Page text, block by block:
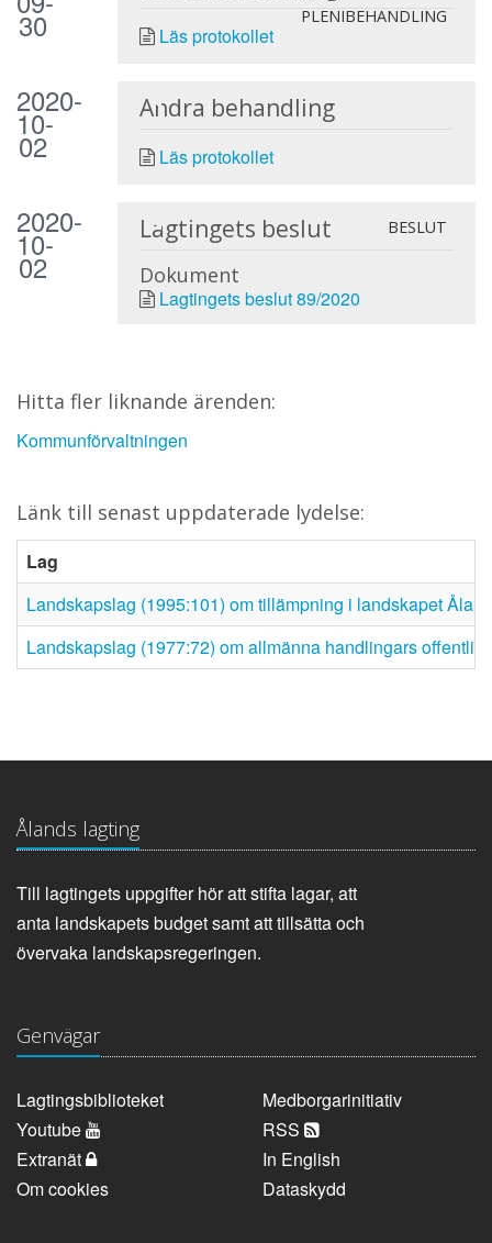
30 PLENIBEHANDLING
Läs protokollet
2020-
10-
02
Andra behandling
Läs protokollet
2020-
10-
02
Lagtingets beslut BESLUT
Dokument
Lagtingets beslut 89/2020
Hitta fler liknande ärenden:
Kommunförvaltningen
Länk till senast uppdaterade lydelse:
Lag
Landskapslag (1995:101) om tillämpning i landskapet
Landskapslag (1977:72) om allmänna handlingars
Ålands lagting
Till lagtingets uppgifter hör att stifta lagar, att
anta landskapets budget samt att tillsätta och
övervaka landskapsregeringen.
Genvägar
Lagtingsbiblioteket
Medborgarinitiativ
Youtube
RSS
Extranät
In English
Om cookies
Dataskydd